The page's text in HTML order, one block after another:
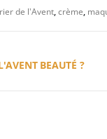
de l'Avent,crème,
BEAUTÉ ?